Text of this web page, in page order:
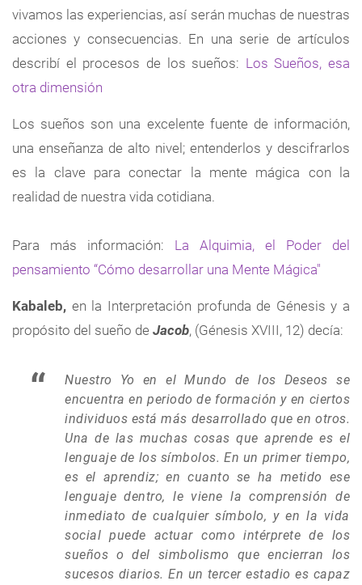
vivamos las experiencias, así serán muchas de nuestras
acciones y consecuencias. En una serie de artículos
describí el procesos de los sueños: Los Sueños, esa
otra dimensión
Los sueños son una excelente fuente de información,
una enseñanza de alto nivel; entenderlos y descifrarlos
es la clave para conectar la mente mágica con la
realidad de nuestra vida cotidiana.
Para más información: La Alquimia, el Poder del
pensamiento “Cómo desarrollar una Mente Mágica"
Kabaleb, en la Interpretación profunda de Génesis y a
propósito del sueño de Jacob, (Génesis XVIII, 12) decía:
Nuestro Yo en el Mundo de los Deseos se
encuentra en periodo de formación y en ciertos
individuos está más desarrollado que en otros.
Una de las muchas cosas que aprende es el
lenguaje de los símbolos. En un primer tiempo,
es el aprendiz; en cuanto se ha metido ese
lenguaje dentro, le viene la comprensión de
inmediato de cualquier símbolo, y en la vida
social puede actuar como intérprete de los
sueños o del simbolismo que encierran los
sucesos diarios. En un tercer estadio es capaz